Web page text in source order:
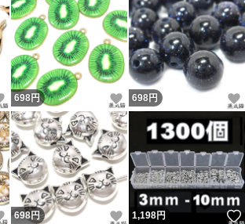
いいね！
698円 いいね！
698円
いいね！
698円 いいね！
1,198円